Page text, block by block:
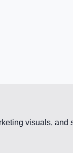
visuals, and